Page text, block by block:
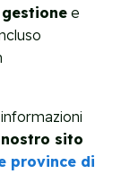
gestione e
sito
province di